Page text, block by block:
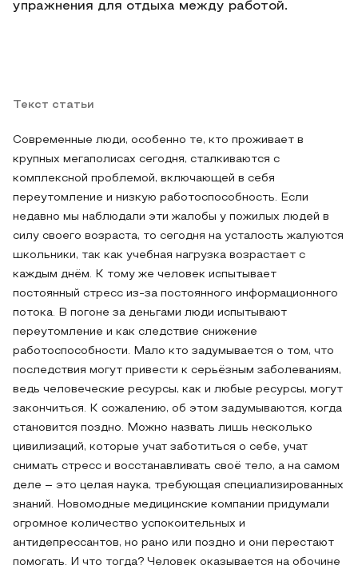
упражнения для отдыха между работой.
Текст статьи
Современные люди, особенно те, кто проживает в
крупных мегаполисах сегодня, сталкиваются с
комплексной проблемой, включающей в себя
переутомление и низкую работоспособность. Если
недавно мы наблюдали эти жалобы у пожилых людей в
силу своего возраста, то сегодня на усталость жалуются
школьники, так как учебная нагрузка возрастает с
каждым днём. К тому же человек испытывает
постоянный стресс из-за постоянного информационного
потока. В погоне за деньгами люди испытывают
переутомление и как следствие снижение
работоспособности. Мало кто задумывается о том, что
последствия могут привести к серьёзным заболеваниям,
ведь человеческие ресурсы, как и любые ресурсы, могут
закончиться. К сожалению, об этом задумываются, когда
становится поздно. Можно назвать лишь несколько
цивилизаций, которые учат заботиться о себе, учат
снимать стресс и восстанавливать своё тело, а на самом
деле – это целая наука, требующая специализированных
знаний. Новомодные медицинские компании придумали
огромное количество успокоительных и
антидепрессантов, но рано или поздно и они перестают
помогать. И что тогда? Человек оказывается на обочине